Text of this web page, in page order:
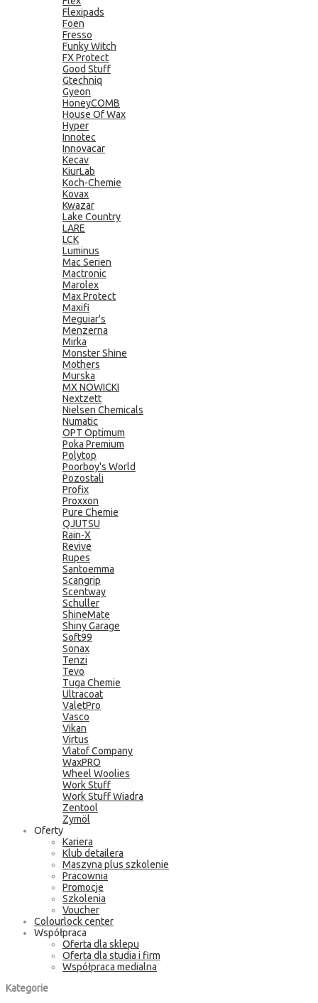
Flexipads
Foen
Fresso
Funky Witch
FX Protect
Good Stuff
Gtechniq
Gyeon
HoneyCOMB
House Of Wax
Hyper
Innotec
Innovacar
Kecav
KiurLab
Koch-Chemie
Kovax
Kwazar
Lake Country
LARE
LCK
Luminus
Mac Serien
Mactronic
Marolex
Max Protect
Maxifi
Meguiar's
Menzerna
Mirka
Monster Shine
Mothers
Murska
MX NOWICKI
Nextzett
Nielsen Chemicals
Numatic
OPT Optimum
Poka Premium
Polytop
Poorboy's World
Pozostali
Profix
Proxxon
Pure Chemie
QJUTSU
Rain-X
Revive
Rupes
Santoemma
Scangrip
Scentway
Schuller
ShineMate
Shiny Garage
Soft99
Sonax
Tenzi
Tevo
Tuga Chemie
Ultracoat
ValetPro
Vasco
Vikan
Virtus
Vlatof Company
WaxPRO
Wheel Woolies
Work Stuff
Work Stuff Wiadra
Zentool
Zymöl
Oferty
Kariera
Klub detailera
Maszyna plus szkolenie
Pracownia
Promocje
Szkolenia
Voucher
Colourlock center
Współpraca
Oferta dla sklepu
Oferta dla studia i firm
Współpraca medialna
Kategorie